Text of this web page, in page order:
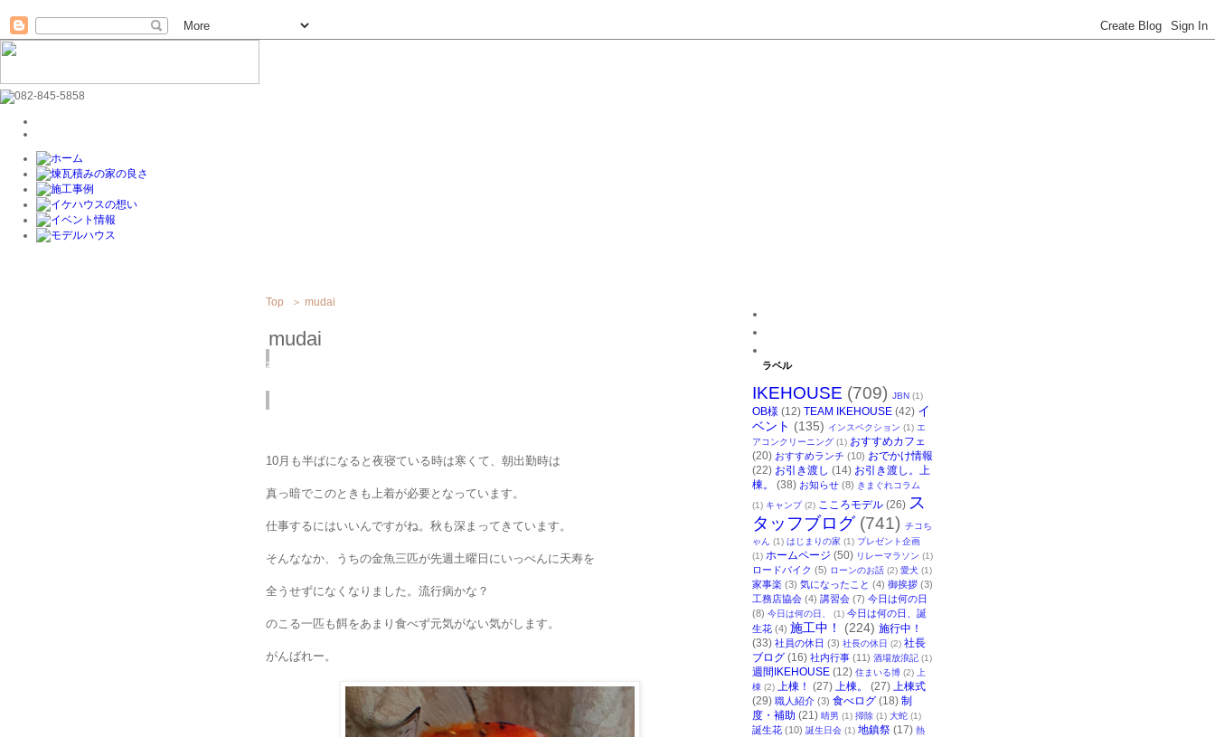
Top ＞ mudai
mudai
2019
10月も半ばになると夜寝ている時は寒くて、朝出勤時は
真っ暗でこのときも上着が必要となっています。
仕事するにはいいんですがね。秋も深まってきています。
そんななか、うちの金魚三匹が先週土曜日にいっぺんに天寿を
全うせずになくなりました。流行病かな？
のこる一匹も餌をあまり食べず元気がない気がします。
がんばれー。
ラベル
IKEHOUSE (709) JBN (1)
OB様 (12) TEAM IKEHOUSE (42) イ
ベント (135) インスペクション (1) エ
アコンクリーニング (1) おすすめカフェ
(20) おすすめランチ (10) おでかけ情報
(22) お引き渡し (14) お引き渡し。上
棟。
(38) お知らせ (8) きまぐれコラム
(1) キャンプ (2) こころモデル (26) ス
タッフブログ (741) チコち
ゃん
(1) はじまりの家 (1) プレゼント企画
(1) ホームページ (50) リレーマラソン (1)
ロードバイク (5) ローンのお話 (2) 愛犬 (1)
家事楽 (3) 気になったこと (4) 御挨拶 (3)
工務店協会 (4) 講習会 (7) 今日は何の日
(8) 今日は何の日、 (1) 今日は何の日、誕
生花 (4) 施工中！ (224) 施行中！
(33) 社員の休日 (3) 社長の休日 (2) 社長
ブログ (16) 社内行事 (11) 酒場放浪記 (1)
週間IKEHOUSE (12) 住まいる博 (2)
上
棟 (2) 上棟！ (27) 上棟。 (27) 上棟式
(29) 職人紹介 (3) 食べログ (18) 制
度・補助 (21) 晴男 (1) 掃除 (1) 大蛇 (1)
誕生花 (10) 誕生日会 (1) 地鎮祭 (17) 熱